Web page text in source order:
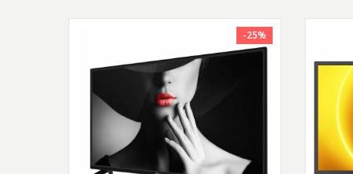
-25%